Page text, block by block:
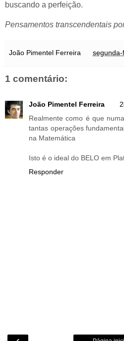
buscando a perfeição.
Pensamentos transcendentais
João Pimentel Ferreira
1 comentário:
João Pimentel Ferreira
Realmente como é que
tantas operações
na Matemática
Isto é o ideal do BELO em
Responder